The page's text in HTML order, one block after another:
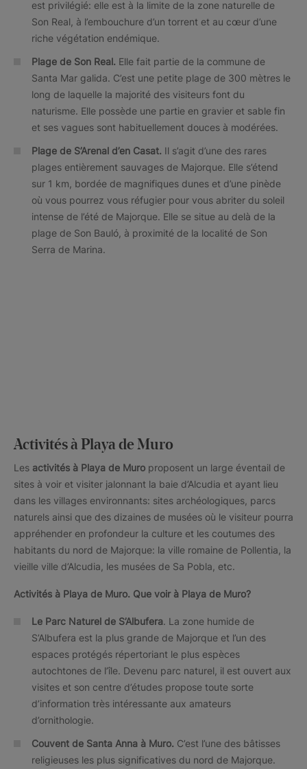
est privilégié: elle est à la limite de la zone naturelle de
Son Real, à l’embouchure d’un torrent et au cœur d’une
riche végétation endémique.
Plage de Son Real. Elle fait partie de la commune de
Santa Mar galida. C’est une petite plage de 300 mètres le
long de laquelle la majorité des visiteurs font du
naturisme. Elle possède une partie en gravier et sable fin
et ses vagues sont habituellement douces à modérées.
Plage de S’Arenal d’en Casat. Il s’agit d’une des rares
plages entièrement sauvages de Majorque. Elle s’étend
sur 1 km, bordée de magnifiques dunes et d’une pinède
où vous pourrez vous réfugier pour vous abriter du soleil
intense de l’été de Majorque. Elle se situe au delà de la
plage de Son Bauló, à proximité de la localité de Son
Serra de Marina.
Activités à Playa de Muro
Les activités à Playa de Muro proposent un large éventail de
sites à voir et visiter jalonnant la baie d’Alcudia et ayant lieu
dans les villages environnants: sites archéologiques, parcs
naturels ainsi que des dizaines de musées où le visiteur pourra
appréhender en profondeur la culture et les coutumes des
habitants du nord de Majorque: la ville romaine de Pollentia, la
vieille ville d’Alcudia, les musées de Sa Pobla, etc.
Activités à Playa de Muro. Que voir à Playa de Muro?
Le Parc Naturel de S’Albufera. La zone humide de
S’Albufera est la plus grande de Majorque et l’un des
espaces protégés répertoriant le plus espèces
autochtones de l’île. Devenu parc naturel, il est ouvert aux
visites et son centre d’études propose toute sorte
d’information très intéressante aux amateurs
d’ornithologie.
Couvent de Santa Anna à Muro. C’est l’une des bâtisses
religieuses les plus significatives du nord de Majorque.